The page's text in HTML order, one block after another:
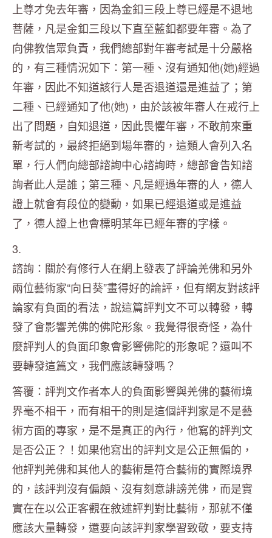
上尊才免去年審，因為金釦三段上尊已經是不退地
菩薩，凡是金釦三段以下直至藍釦都要年審。為了
向佛教信眾負責，我們總部對年審考試是十分嚴格
的，有三種情況如下：第一種、沒有通知他(她)經過
年審，因此不知道該行人是否退道還是進益了；第
二種、已經通知了他(她)，由於該被年審人在戒行上
出了問題，自知退道，因此畏懼年審，不敢前來重
新考試的，最終拒絕到場年審的，這類人會列入名
單，行人們向總部諮詢中心諮詢時，總部會告知諮
詢者此人是誰；第三種、凡是經過年審的人，德人
證上就會有段位的變動，如果已經退道或是進益
了，德人證上也會標明某年已經年審的字樣。
3.
諮詢：關於有修行人在網上發表了評論羌佛和另外
兩位藝術家“向日葵”畫得好的論評，但有網友對該評
論家有負面的看法，說這篇評判文不可以轉發，轉
發了會影響羌佛的佛陀形象。我覺得很奇怪，為什
麼評判人的負面印象會影響佛陀的形象呢？還叫不
要轉發這篇文，我們應該轉發嗎？
答覆：評判文作者本人的負面影響與羌佛的藝術境
界毫不相干，而有相干的則是這個評判家是不是藝
術方面的專家，是不是真正的內行，他寫的評判文
是否公正？！如果他寫出的評判文是公正無偏的，
他評判羌佛和其他人的藝術是符合藝術的實際境界
的，該評判沒有偏頗、沒有刻意誹謗羌佛，而是實
實在在以公正客觀在敘述評判對比藝術，那就不僅
應該大量轉發，還要向該評判家學習致敬，要支持